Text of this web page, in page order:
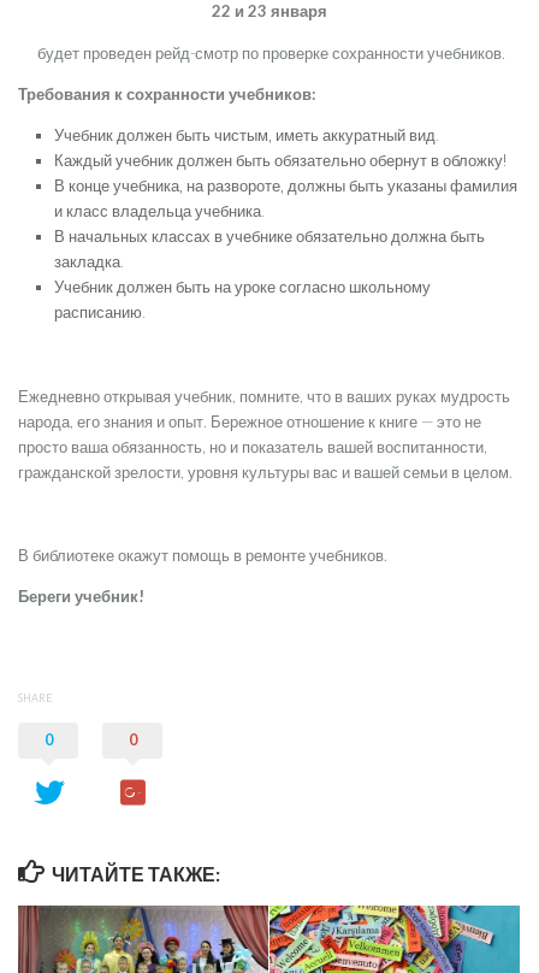
22 и 23 января
будет проведен рейд-смотр по проверке сохранности учебников.
Требования к сохранности учебников:
Учебник должен быть чистым, иметь аккуратный вид.
Каждый учебник должен быть обязательно обернут в обложку!
В конце учебника, на развороте, должны быть указаны фамилия
и класс владельца учебника.
В начальных классах в учебнике обязательно должна быть
закладка.
Учебник должен быть на уроке согласно школьному
расписанию.
Ежедневно открывая учебник, помните, что в ваших руках мудрость
народа, его знания и опыт. Бережное отношение к книге — это не
просто ваша обязанность, но и показатель вашей воспитанности,
гражданской зрелости, уровня культуры вас и вашей семьи в целом.
В библиотеке окажут помощь в ремонте учебников.
Береги учебник!
SHARE
0 0
ЧИТАЙТЕ ТАКЖЕ: